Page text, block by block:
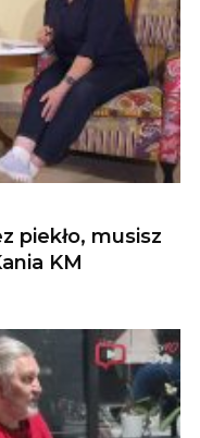
piekło, musisz
KM